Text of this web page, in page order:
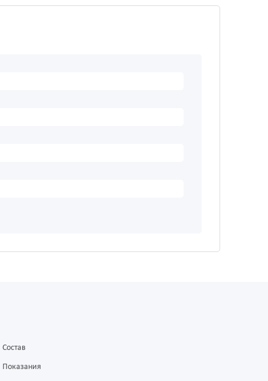
Состав
Показания